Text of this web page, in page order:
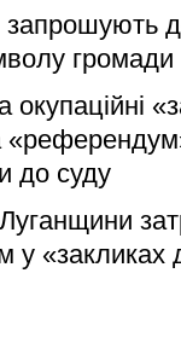
запрошують
громади
окупаційні
до суду
у «закликах